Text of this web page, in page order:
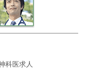
科医求人